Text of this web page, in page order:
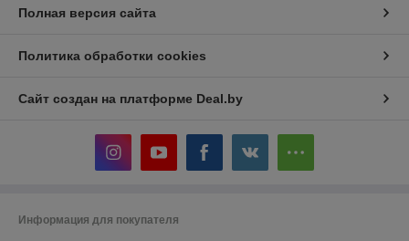
Полная версия сайта
Политика обработки cookies
Сайт создан на платформе Deal.by
Информация для покупателя